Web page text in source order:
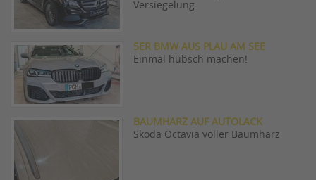
Versiegelung
5ER BMW AUS PLAU AM SEE
Einmal hübsch machen!
BAUMHARZ AUF AUTOLACK
Skoda Octavia voller Baumharz